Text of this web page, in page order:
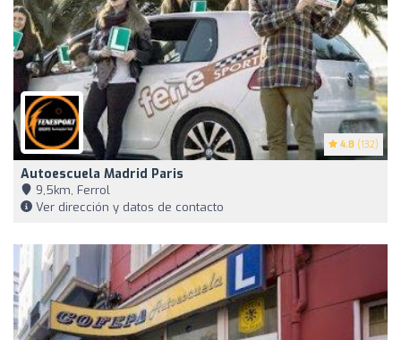
4.8 (132)
Autoescuela Madrid Paris
9,5km, Ferrol
Ver dirección y datos de contacto